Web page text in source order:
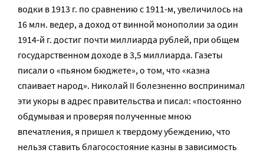
водки в 1913 г. по сравнению с 1911-м, увеличилось на
16 млн. ведер, а доход от винной монополии за один
1914-й г. достиг почти миллиарда рублей, при общем
государственном доходе в 3,5 миллиарда. Газеты
писали о «пьяном бюджете», о том, что «казна
спаивает народ». Николай II болезненно воспринимал
эти укоры в адрес правительства и писал: «постоянно
обдумывая и проверяя полученные мною
впечатления, я пришел к твердому убеждению, что
нельзя ставить благосостояние казны в зависимость